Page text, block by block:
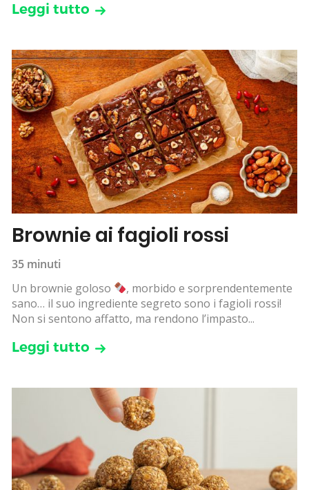
Leggi tutto
Brownie ai fagioli rossi
35 minuti
Un brownie goloso
, morbido e sorprendentemente
sano… il suo ingrediente segreto sono i fagioli rossi!
Non si sentono affatto, ma rendono l’impasto...
Leggi tutto